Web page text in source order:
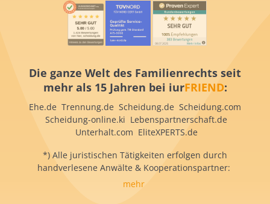
Die ganze Welt des Familienrechts seit
mehr als 15 Jahren bei iurFRIEND:
Ehe.de Trennung.de Scheidung.de Scheidung.com
Scheidung-online.ki Lebenspartnerschaft.de
Unterhalt.com EliteXPERTS.de
*) Alle juristischen Tätigkeiten erfolgen durch
handverlesene Anwälte & Kooperationspartner:
mehr